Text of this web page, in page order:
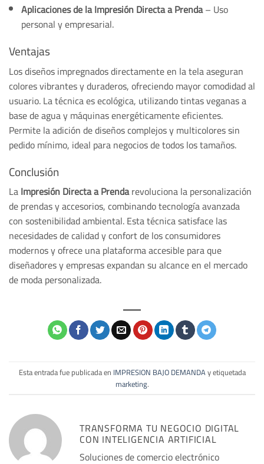
Aplicaciones de la Impresión Directa a Prenda– Uso
personal y empresarial.
Ventajas
Los diseños impregnados directamente en la tela aseguran
colores vibrantes y duraderos, ofreciendo mayor comodidad al
usuario. La técnica es ecológica, utilizando tintas veganas a
base de agua y máquinas energéticamente eficientes.
Permite la adición de diseños complejos y multicolores sin
pedido mínimo, ideal para negocios de todos los tamaños.
Conclusión
LaImpresión Directa a Prendarevoluciona la personalización
de prendas y accesorios, combinando tecnología avanzada
con sostenibilidad ambiental. Esta técnica satisface las
necesidades de calidad y confort de los consumidores
modernos y ofrece una plataforma accesible para que
diseñadores y empresas expandan su alcance en el mercado
de moda personalizada.
Esta entrada fue publicada en IMPRESION BAJO DEMANDAy etiquetada
marketing.
TRANSFORMA TU NEGOCIO DIGITAL
CON INTELIGENCIA ARTIFICIAL
Soluciones de comercio electrónico